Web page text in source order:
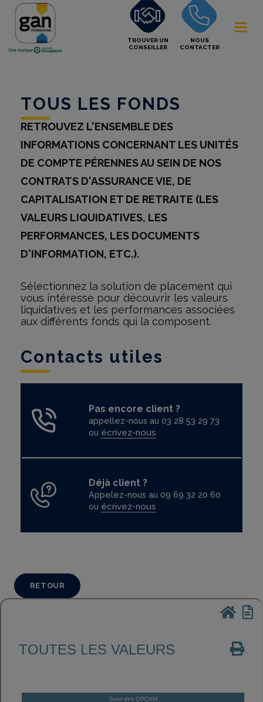
TROUVER UN
CONSEILLER
NOUS
CONTACTER
TOUS LES FONDS
RETROUVEZ L'ENSEMBLE DES
INFORMATIONS CONCERNANT LES UNITÉS
DE COMPTE PÉRENNES AU SEIN DE NOS
CONTRATS D'ASSURANCE VIE, DE
CAPITALISATION ET DE RETRAITE (LES
VALEURS LIQUIDATIVES, LES
PERFORMANCES, LES DOCUMENTS
D'INFORMATION, ETC.).
Sélectionnez la solution de placement qui
vous intéresse pour découvrir les valeurs
liquidatives et les performances associées
aux différents fonds qui la composent.
Contacts utiles
Pas encore client ?
appellez-nous au 03 28 53 29 73
ou écrivez-nous
Déjà client ?
Appelez-nous au 09 69 32 20 60
ou écrivez-nous
RETOUR